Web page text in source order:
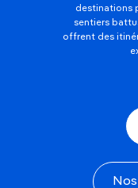
destinations
sentiers
offrent des